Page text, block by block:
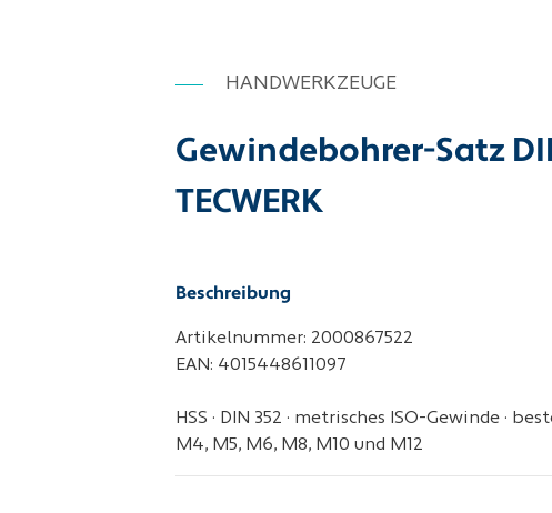
HANDWERKZEUGE
Gewindebohrer-Satz
TECWERK
Beschreibung
Artikelnummer: 2000867522
EAN: 4015448611097
HSS · DIN 352 · metrisches ISO-Gewinde ·
M4, M5, M6, M8, M10 und M12